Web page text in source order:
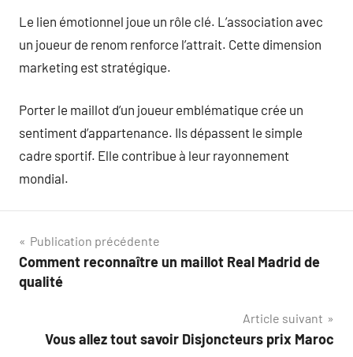
Le lien émotionnel joue un rôle clé. L’association avec
un joueur de renom renforce l’attrait. Cette dimension
marketing est stratégique.
Porter le maillot d’un joueur emblématique crée un
sentiment d’appartenance. Ils dépassent le simple
cadre sportif. Elle contribue à leur rayonnement
mondial.
Navigation
de
Publication précédente
Comment reconnaître un maillot Real Madrid de
qualité
Article suivant
Vous allez tout savoir Disjoncteurs prix Maroc